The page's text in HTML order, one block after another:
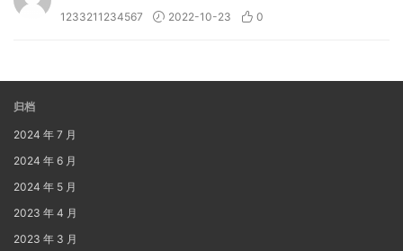
1233211234567 2022-10-23 0
归档
2024 年 7 月
2024 年 6 月
2024 年 5 月
2023 年 4 月
2023 年 3 月